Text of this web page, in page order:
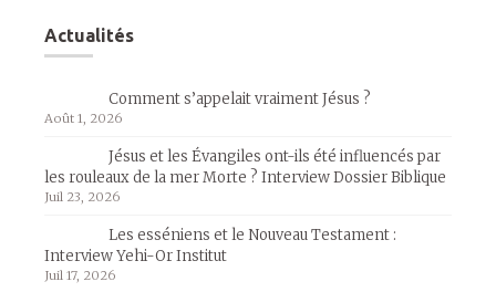
Actualités
Comment s’appelait vraiment Jésus ?
Août 1, 2026
Jésus et les Évangiles ont-ils été influencés par
les rouleaux de la mer Morte ? Interview Dossier Biblique
Juil 23, 2026
Les esséniens et le Nouveau Testament :
Interview Yehi-Or Institut
Juil 17, 2026